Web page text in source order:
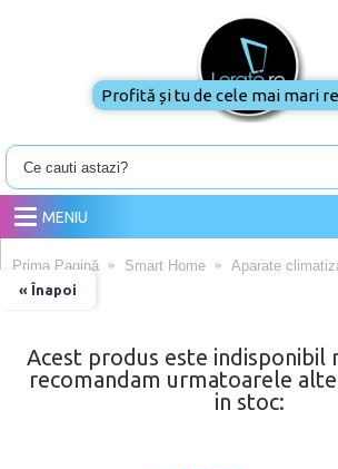
MENIU
« Înapoi
Prima Pagină Smart Home Aparate
Acest produs este indisponibil
recomandam urmatoarele
in stoc:
Profită și tu de cele mai mari